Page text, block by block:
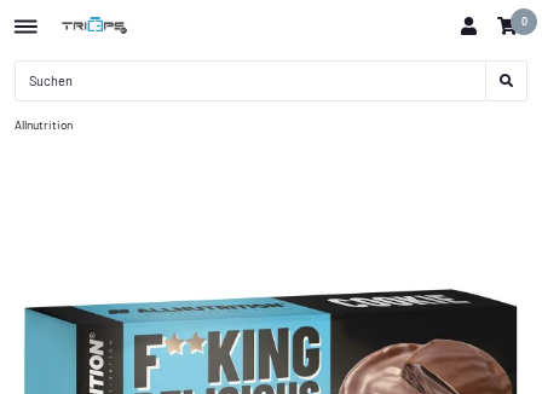
0
Allnutrition